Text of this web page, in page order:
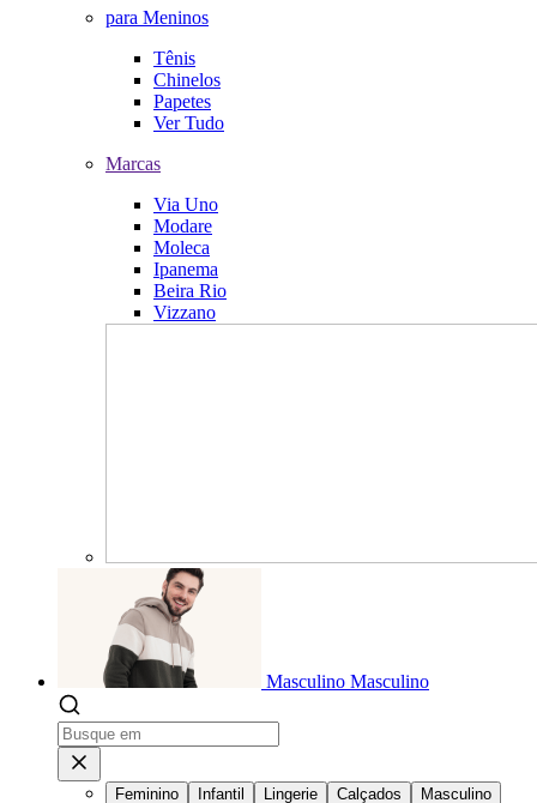
para Meninos
Tênis
Chinelos
Papetes
Ver Tudo
Marcas
Via Uno
Modare
Moleca
Ipanema
Beira Rio
Vizzano
Masculino Masculino
Feminino Infantil Lingerie Calçados
Masculino